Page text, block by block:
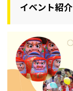
イベント紹介